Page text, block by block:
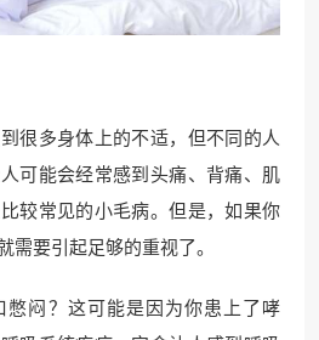
很多身体上的不适，但不同的人
可能会经常感到头痛、背痛、肌
较常见的小毛病。但是，如果你
需要引起足够的重视了。
憋闷？这可能是因为你患上了哮